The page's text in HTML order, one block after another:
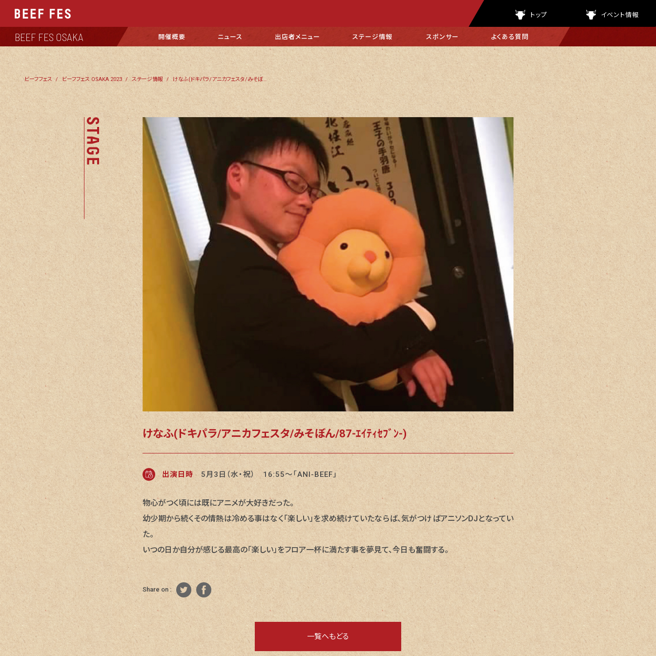
トップ イベント情報
BEEF FES OSAKA 開催概要 ニュース 出店者メニュー ステージ情報 スポンサー よくある質問
ビーフフェス ビーフフェス OSAKA 2023 ステージ情報 けなふ(ドキパラ/アニカフェスタ/みそぼん/87-ｴｲﾃｨｾﾌﾞﾝ-)
けなふ(ドキパラ/アニカフェスタ/みそぼん/87-ｴｲﾃｨｾﾌﾞﾝ-)
出演日時 5月3日（水・祝） 16:55〜「ANI-BEEF」
物心がつく頃には既にアニメが大好きだった。
幼少期から続くその情熱は冷める事はなく「楽しい」を求め続けていたならば、気がつけばアニソンDJとなってい
た。
いつの日か自分が感じる最高の「楽しい」をフロア一杯に満たす事を夢見て、今日も奮闘する。
Share on :
一覧へもどる